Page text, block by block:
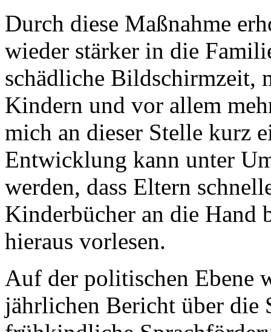
Durch diese Maßnahme
wieder stärker in die
schädliche Bildschirmzeit,
Kindern und vor allem
mich an dieser Stelle kurz
Entwicklung kann unter
werden, dass Eltern
Kinderbücher an die Hand
hieraus vorlesen.
Auf der politischen Ebene
jährlichen Bericht über die